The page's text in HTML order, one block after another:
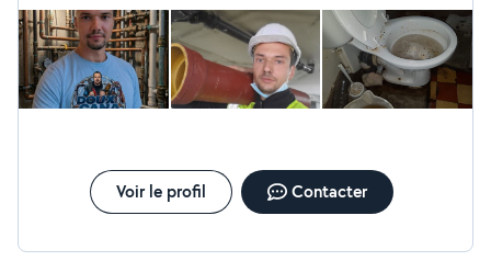
sera réalisé dans les règles de l'art. Sérieux, réactif,
soigneux, rigoureux et rapide, j'ai un savoir faire sur tous
les chantiers, interventions... (rénovation/neuf) Mes
connaissances/prestations comprennent notamment : -
Dépannage (fuites, canalisations bouchées,
équipements sanitaires et des réseaux d'eau
(alimentation/évacuation) - Pose et entretien chauffe-
eau - Recherche de fuite - Dégorgement - Serrurerie -
service bricolage - Divers travaux
Voir le profil Contacter